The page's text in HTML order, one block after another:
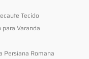
Tecido
para Varanda
Persiana Romana